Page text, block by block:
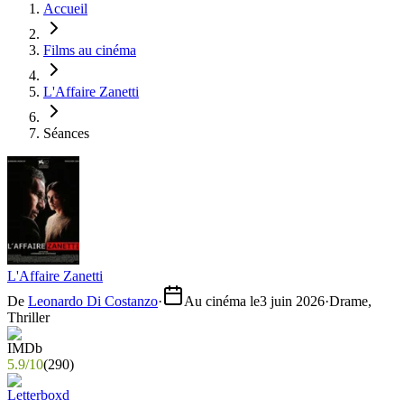
Accueil
Films au cinéma
L'Affaire Zanetti
Séances
L'Affaire Zanetti
De Leonardo Di Costanzo· Au cinéma le3 juin 2026·Drame,
Thriller
5.9/10(290)